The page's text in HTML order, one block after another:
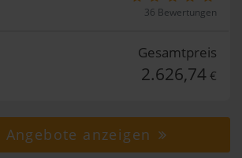
36 Bewertungen
Gesamtpreis
2.626,74 €
Angebote anzeigen